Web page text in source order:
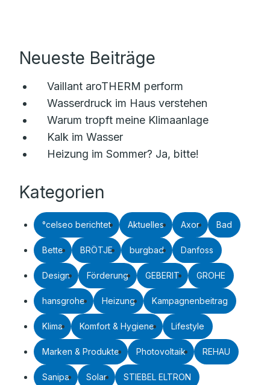
Neueste Beiträge
Vaillant aroTHERM perform
Wasserdruck im Haus verstehen
Warum tropft meine Klimaanlage
Kalk im Wasser
Heizung im Sommer? Ja, bitte!
Kategorien
°celseo berichtet Aktuelles Axor Bad
Bette BRÖTJE burgbad Danfoss
Design Förderung GEBERIT GROHE
hansgrohe Heizung Kampagnenbeitrag
Klima Komfort & Hygiene Lifestyle
Marken & Produkte Photovoltaik REHAU
Sanipa Solar STIEBEL ELTRON